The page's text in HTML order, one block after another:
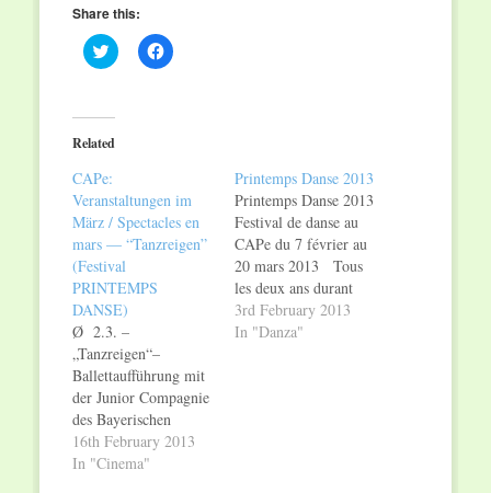
Share this:
Click
to
(Opens
in
new
Click
to
Related
CAPe:
Veranstaltungen im
März / Spectacles en
mars — “Tanzreigen”
(Festival
PRINTEMPS
DANSE)
Ø 2.3. –
„Tanzreigen“–
Ballettaufführung mit
der Junior Compagnie
des Bayerischen
Staatsballetts II; diese
Veranstaltung findet
16th February 2013
In "Cinema"
Printemps Danse 2013
Printemps Danse 2013
Festival de danse au
CAPe du 7 février au
20 mars 2013 Tous
les deux ans durant
son festival de danse
PRINTEMPS
3rd February 2013
In "Danza"